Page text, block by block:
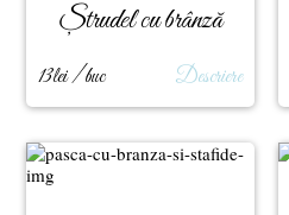
Ștrudel cu brânză
13lei / buc Descriere